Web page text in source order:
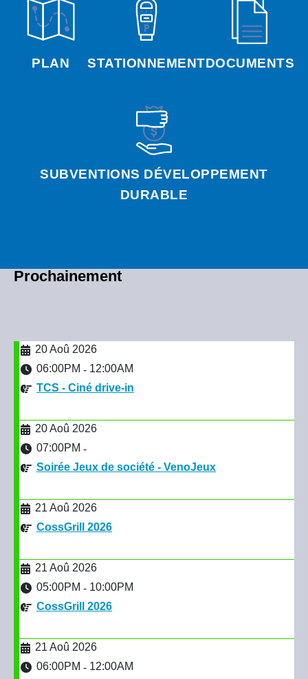
PLAN STATIONNEMENTDOCUMENTS
SUBVENTIONS DÉVELOPPEMENT
DURABLE
Prochainement
20 Aoû 2026
06:00PM - 12:00AM
TCS - Ciné drive-in
20 Aoû 2026
07:00PM -
Soirée Jeux de société - VenoJeux
21 Aoû 2026
CossGrill 2026
21 Aoû 2026
05:00PM - 10:00PM
CossGrill 2026
21 Aoû 2026
06:00PM - 12:00AM